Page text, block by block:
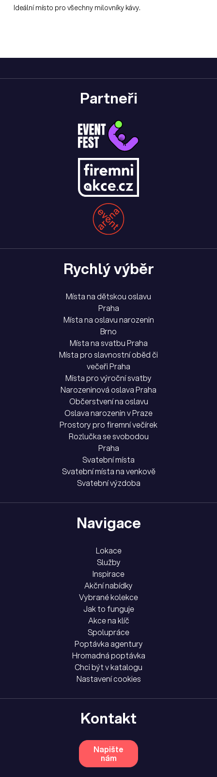
Ideální místo pro všechny milovníky kávy.
Partneři
Rychlý výběr
Místa na dětskou oslavu
Praha
Místa na oslavu narozenin
Brno
Místa na svatbu Praha
Místa pro slavnostní oběd či
večeři Praha
Místa pro výroční svatby
Narozeninová oslava Praha
Občerstvení na oslavu
Oslava narozenin v Praze
Prostory pro firemní večírek
Rozlučka se svobodou
Praha
Svatební místa
Svatební místa na venkově
Svatební výzdoba
Navigace
Lokace
Služby
Inspirace
Akční nabídky
Vybrané kolekce
Jak to funguje
Akce na klíč
Spolupráce
Poptávka agentury
Hromadná poptávka
Chci být v katalogu
Nastavení cookies
Kontakt
Napište
nám